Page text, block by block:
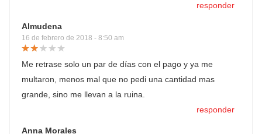
responder
Almudena
16 de febrero de 2018 - 8:50 am
Me retrase solo un par de días con el pago y ya me
multaron, menos mal que no pedi una cantidad mas
grande, sino me llevan a la ruina.
responder
Anna Morales